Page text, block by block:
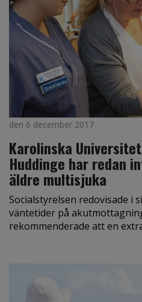
den 6 december 2017
Karolinska
Huddinge har redan
äldre multisjuka
Socialstyrelsen redovisade i
väntetider på
rekommenderade att en